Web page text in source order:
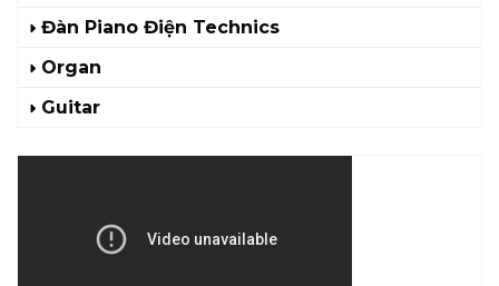
Đàn Piano Điện Technics
Organ
Guitar